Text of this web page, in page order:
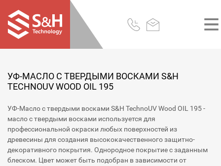
УФ-МАСЛО С ТВЕРДЫМИ ВОСКАМИ S&H
TECHNOUV WOOD OIL 195
УФ-Масло с твердыми восками S&H TechnoUV Wood OIL 195 -
масло с твердыми восками используется для
профессиональной окраски любых поверхностей из
древесины для создания высококачественного защитно-
декоративного покрытия. Однородное покрытие с заданным
блеском. Цвет может быть подобран в зависимости от